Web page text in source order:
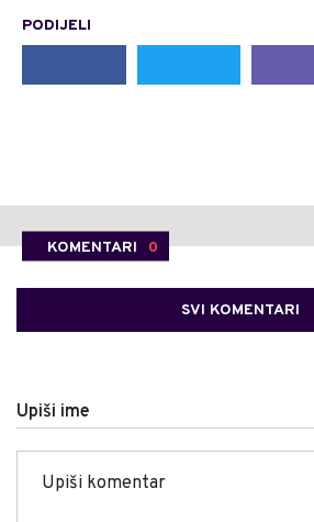
PODIJELI
KOMENTARI 0
SVI KOMENTARI
Upiši ime